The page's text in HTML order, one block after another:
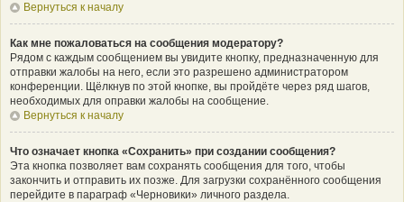
Вернуться к началу
Как мне пожаловаться на сообщения модератору?
Рядом с каждым сообщением вы увидите кнопку, предназначенную для
отправки жалобы на него, если это разрешено администратором
конференции. Щёлкнув по этой кнопке, вы пройдёте через ряд шагов,
необходимых для оправки жалобы на сообщение.
Вернуться к началу
Что означает кнопка «Сохранить» при создании сообщения?
Эта кнопка позволяет вам сохранять сообщения для того, чтобы
закончить и отправить их позже. Для загрузки сохранённого сообщения
перейдите в параграф «Черновики» личного раздела.